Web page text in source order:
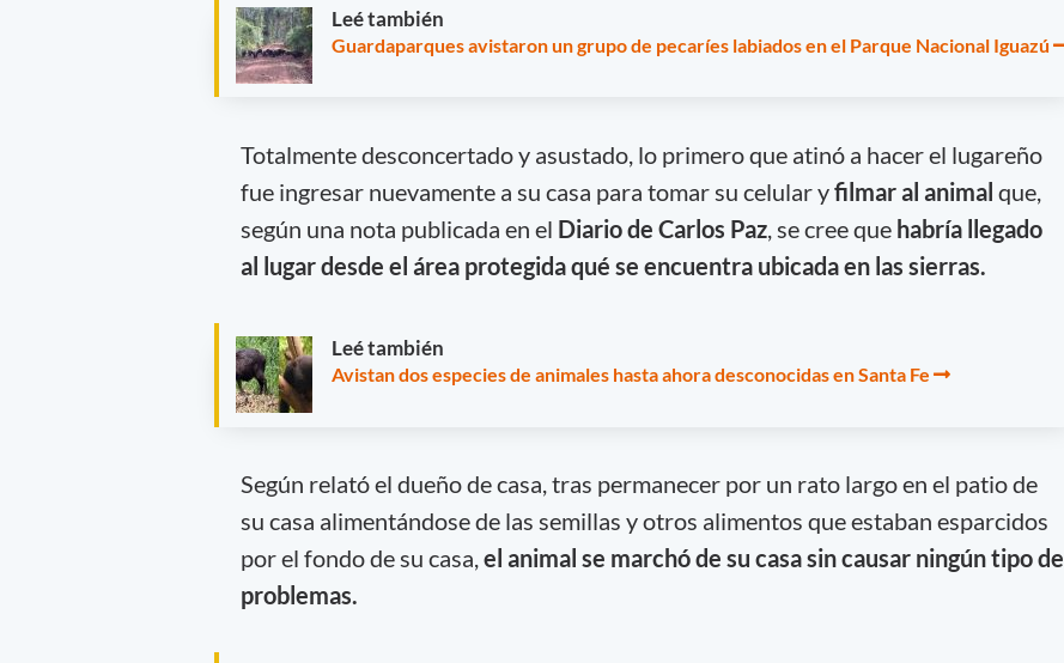
Leé también
Guardaparques avistaron un grupo de pecaríes labiados en el Parque Nacional Iguazú
Totalmente desconcertado y asustado, lo primero que atinó a hacer el lugareño
fue ingresar nuevamente a su casa para tomar su celular yfilmar al animal que,
según una nota publicada en el Diario de Carlos Paz, se cree que habría llegado
al lugar desde el área protegida qué se encuentra ubicada en las sierras.
Leé también
Avistan dos especies de animales hasta ahora desconocidas en Santa Fe
Según relató el dueño de casa, tras permanecer por un rato largo en el patio de
su casa alimentándose de las semillas y otros alimentos que estaban esparcidos
por el fondo de su casa,el animal se marchó de su casa sin causar ningún tipo de
problemas.